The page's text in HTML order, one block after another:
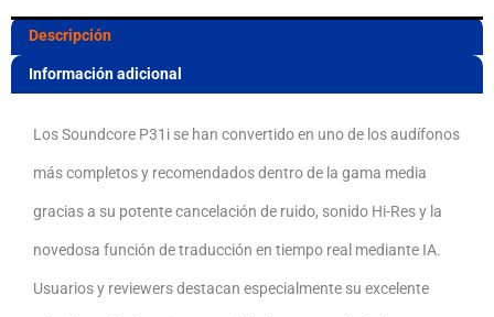
Hi-
Descripción
Información adicional
Los Soundcore P31i se han convertido en uno de los audífonos
más completos y recomendados dentro de la gama media
gracias a su potente cancelación de ruido, sonido Hi-Res y la
novedosa función de traducción en tiempo real mediante IA.
Usuarios y reviewers destacan especialmente su excelente